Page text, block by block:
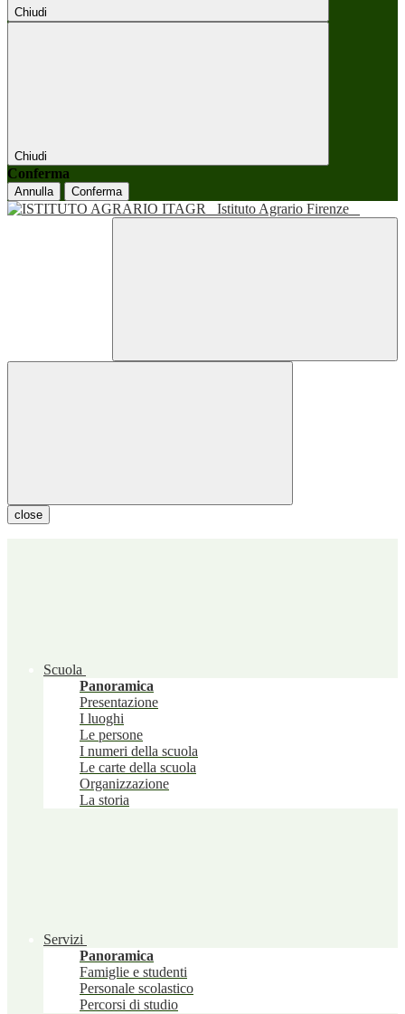
Chiudi
Chiudi
Conferma
Annulla Conferma
Istituto Agrario Firenze
close
Scuola
Panoramica
Presentazione
I luoghi
Le persone
I numeri della scuola
Le carte della scuola
Organizzazione
La storia
Servizi
Panoramica
Famiglie e studenti
Personale scolastico
Percorsi di studio